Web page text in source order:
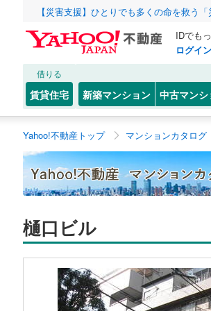
【災害支援】ひとりでも多くの命を救う
IDでも
ログイン
借りる
賃貸住宅 新築マンション 中古マンシ
Yahoo!不動産トップ マンションカタログ
樋口ビル